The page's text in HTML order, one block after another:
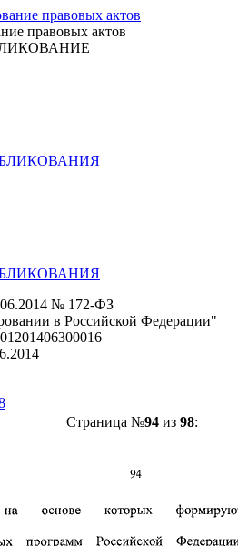
правовых актов
№ 172-ФЗ
в Российской Федерации"
Страница №94из 98: